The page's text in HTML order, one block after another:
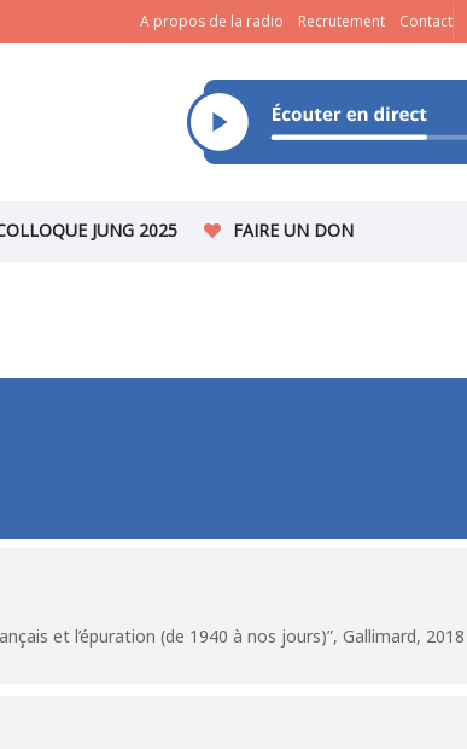
A propos de la radio Recrutement Contact
JUNG 2025 FAIRE UN DON
et l’épuration (de 1940 à nos jours)”, Gallimard, 2018